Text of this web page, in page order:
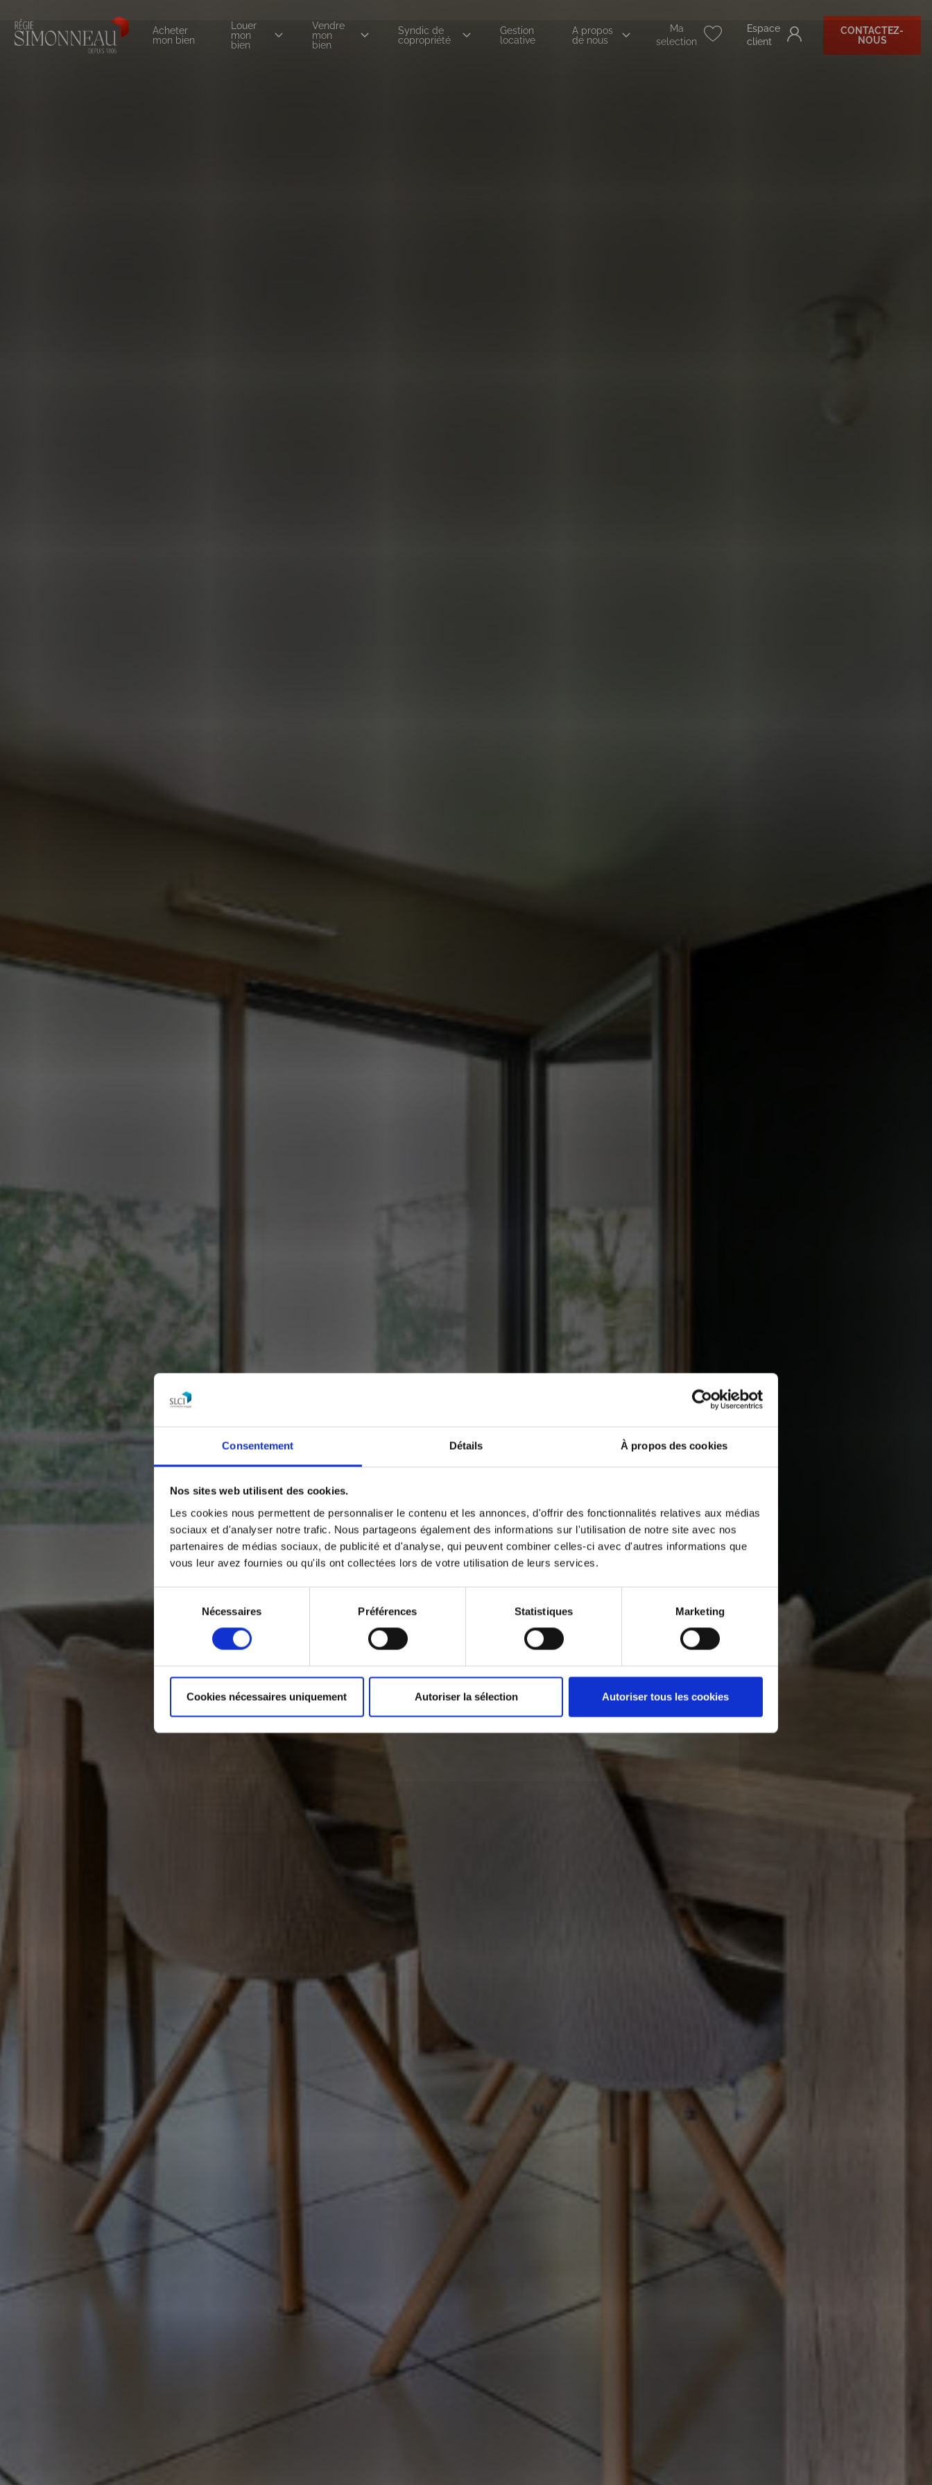
Consentement Détails À propos des cookies
Nos sites web utilisent des cookies.
Les cookies nous permettent de personnaliser le contenu et les annonces, d'offrir des fonctionnalités relatives aux médias
sociaux et d'analyser notre trafic. Nous partageons également des informations sur l'utilisation de notre site avec nos
partenaires de médias sociaux, de publicité et d'analyse, qui peuvent combiner celles-ci avec d'autres informations que
vous leur avez fournies ou qu'ils ont collectées lors de votre utilisation de leurs services.
consentement
Nécessaires Préférences Statistiques Marketing
Cookies nécessaires uniquement Autoriser la sélection Autoriser tous les cookies
Acheter
mon bien
Louer
mon
bien
Vendre
mon
bien
Syndic de
copropriété
Gestion
locative
A propos
de nous
Ma
selection
Espace
client
CONTACTEZ-
NOUS